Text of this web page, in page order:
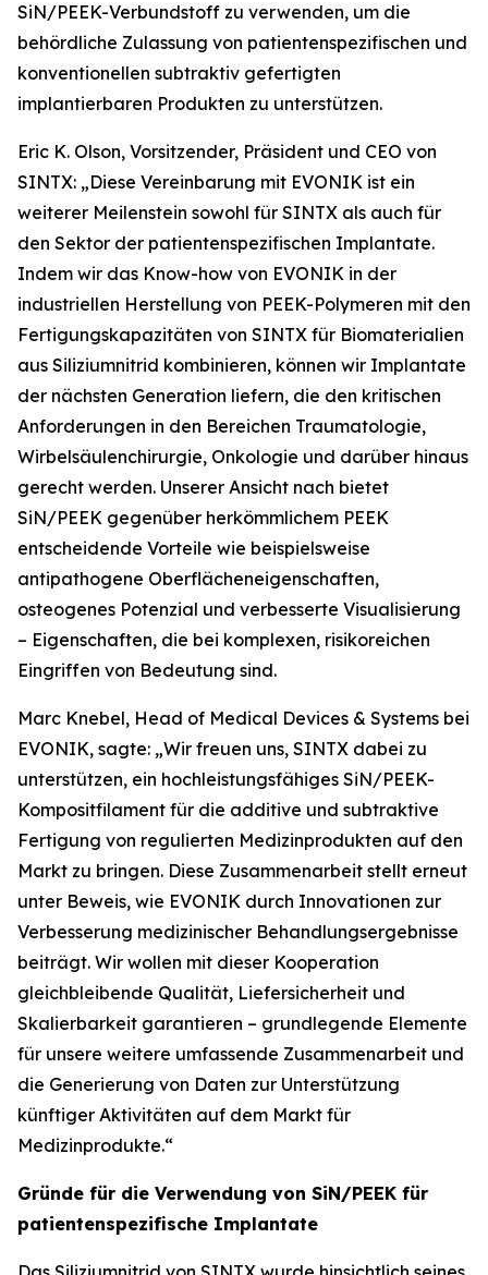
SiN/PEEK-Verbundstoff zu verwenden, um die
behördliche Zulassung von patientenspezifischen und
konventionellen subtraktiv gefertigten
implantierbaren Produkten zu unterstützen.
Eric K. Olson, Vorsitzender, Präsident und CEO von
SINTX: „Diese Vereinbarung mit EVONIK ist ein
weiterer Meilenstein sowohl für SINTX als auch für
den Sektor der patientenspezifischen Implantate.
Indem wir das Know-how von EVONIK in der
industriellen Herstellung von PEEK-Polymeren mit den
Fertigungskapazitäten von SINTX für Biomaterialien
aus Siliziumnitrid kombinieren, können wir Implantate
der nächsten Generation liefern, die den kritischen
Anforderungen in den Bereichen Traumatologie,
Wirbelsäulenchirurgie, Onkologie und darüber hinaus
gerecht werden. Unserer Ansicht nach bietet
SiN/PEEK gegenüber herkömmlichem PEEK
entscheidende Vorteile wie beispielsweise
antipathogene Oberflächeneigenschaften,
osteogenes Potenzial und verbesserte Visualisierung
– Eigenschaften, die bei komplexen, risikoreichen
Eingriffen von Bedeutung sind.
Marc Knebel, Head of Medical Devices & Systems bei
EVONIK, sagte: „Wir freuen uns, SINTX dabei zu
unterstützen, ein hochleistungsfähiges SiN/PEEK-
Kompositfilament für die additive und subtraktive
Fertigung von regulierten Medizinprodukten auf den
Markt zu bringen. Diese Zusammenarbeit stellt erneut
unter Beweis, wie EVONIK durch Innovationen zur
Verbesserung medizinischer Behandlungsergebnisse
beiträgt. Wir wollen mit dieser Kooperation
gleichbleibende Qualität, Liefersicherheit und
Skalierbarkeit garantieren – grundlegende Elemente
für unsere weitere umfassende Zusammenarbeit und
die Generierung von Daten zur Unterstützung
künftiger Aktivitäten auf dem Markt für
Medizinprodukte.“
Gründe für die Verwendung von SiN/PEEK für
patientenspezifische Implantate